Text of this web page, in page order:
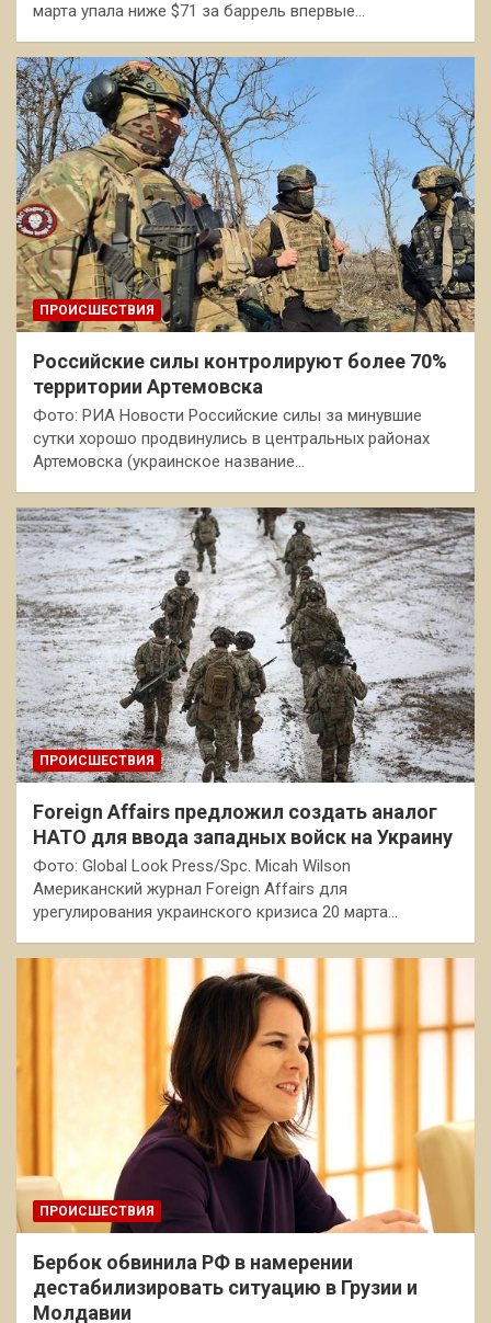
марта упала ниже $71 за баррель впервые…
ПРОИСШЕСТВИЯ
Российские силы контролируют более 70%
территории Артемовска
Фото: РИА Новости Российские силы за минувшие
сутки хорошо продвинулись в центральных районах
Артемовска (украинское название…
ПРОИСШЕСТВИЯ
Foreign Affairs предложил создать аналог
НАТО для ввода западных войск на Украину
Фото: Global Look Press/Spc. Micah Wilson
Американский журнал Foreign Affairs для
урегулирования украинского кризиса 20 марта…
ПРОИСШЕСТВИЯ
Бербок обвинила РФ в намерении
дестабилизировать ситуацию в Грузии и
Молдавии